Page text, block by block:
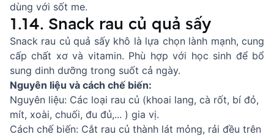
dùng với sốt me.
1.14. Snack rau củ quả sấy
Snack rau củ quả sấy khô là lựa chọn lành mạnh, cung
cấp chất xơ và vitamin. Phù hợp với học sinh để bổ
sung dinh dưỡng trong suốt cả ngày.
Nguyên liệu và cách chế biến:
Nguyên liệu: Các loại rau củ (khoai lang, cà rốt, bí đỏ,
mít, xoài, chuối, đu đủ,... ) gia vị.
Cách chế biến: Cắt rau củ thành lát mỏng, rải đều trên